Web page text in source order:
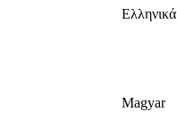
Ελληνικά
Magyar